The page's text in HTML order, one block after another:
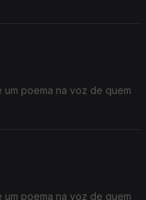
um poema na voz de quem
um poema na voz de quem